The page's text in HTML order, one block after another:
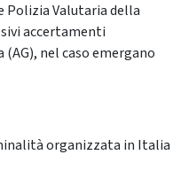
Polizia Valutaria della
accertamenti
nel caso emergano
organizzata in Italia